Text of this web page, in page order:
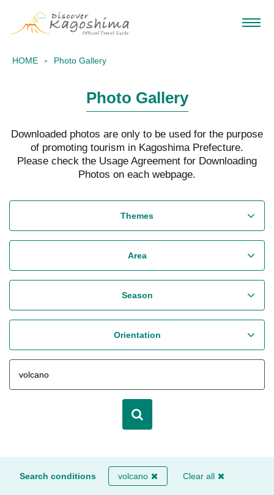
HOME Photo Gallery
Photo Gallery
Downloaded photos are only to be used for the purpose
of promoting tourism in Kagoshima Prefecture.
Please check the Usage Agreement for Downloading
Photos on each webpage.
Themes
Area
Season
Orientation
Search conditions volcano Clear all